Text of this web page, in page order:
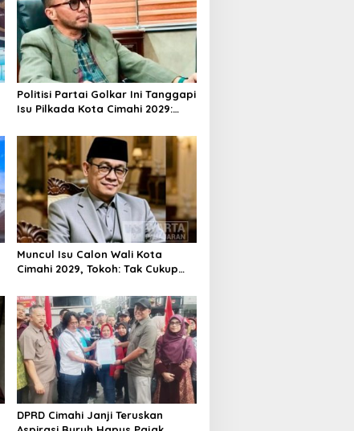
Politisi Partai Golkar Ini Tanggapi
Isu Pilkada Kota Cimahi 2029:
Muncul Isu Calon Wali Kota
Cimahi 2029, Tokoh: Tak Cukup
Parpol
DPRD Cimahi Janji Teruskan